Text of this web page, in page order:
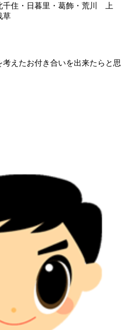
住・日暮里・葛飾・荒川 上
草
えたお付き合いを出来たらと思